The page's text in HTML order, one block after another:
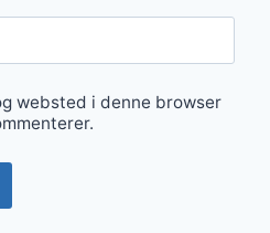
websted i denne browser